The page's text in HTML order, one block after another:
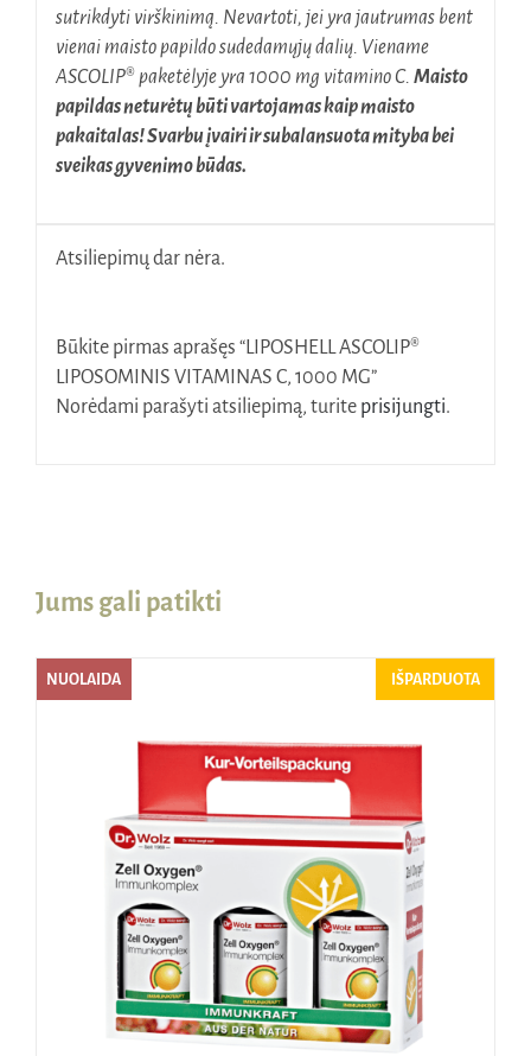
sutrikdyti virškinimą. Nevartoti, jei yra jautrumas bent
vienai maisto papildo sudedamųjų dalių. Viename
ASCOLIP® paketėlyje yra 1000 mg vitamino C. Maisto
papildas neturėtų būti vartojamas kaip maisto
pakaitalas! Svarbu įvairi ir subalansuota mityba bei
sveikas gyvenimo būdas.
Atsiliepimų dar nėra.
Būkite pirmas aprašęs “LIPOSHELL ASCOLIP®
LIPOSOMINIS VITAMINAS C, 1000 MG”
Norėdami parašyti atsiliepimą, turite prisijungti.
Jums gali patikti
NUOLAIDA IŠPARDUOTA